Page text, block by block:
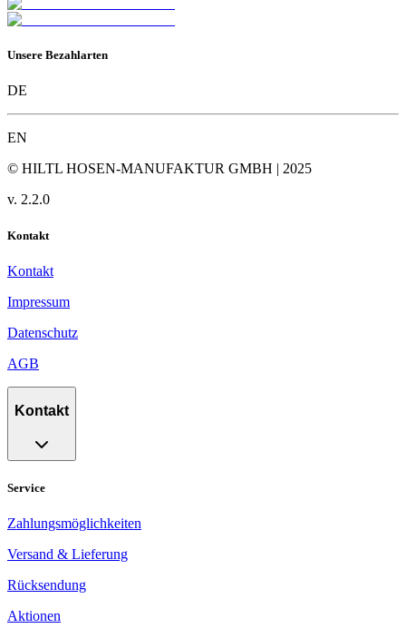
Unsere Bezahlarten
DE
EN
© HILTL HOSEN-MANUFAKTUR GMBH | 2025
v. 2.2.0
Kontakt
Kontakt
Impressum
Datenschutz
AGB
Kontakt
Service
Zahlungsmöglichkeiten
Versand & Lieferung
Rücksendung
Aktionen